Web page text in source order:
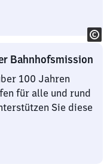
Bahnhofsmission
100 Jahren
für alle und rund
Sie diese